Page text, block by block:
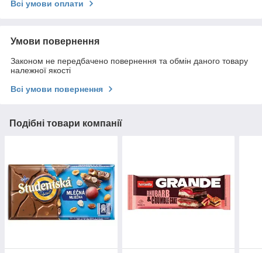
Всі умови оплати
Умови повернення
Законом не передбачено повернення та обмін даного товару
належної якості
Всі умови повернення
Подібні товари компанії